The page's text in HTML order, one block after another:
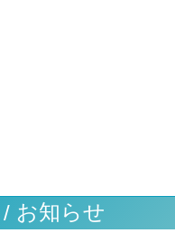
/ お知らせ